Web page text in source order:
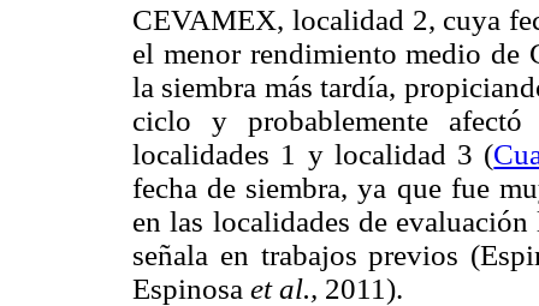
CEVAMEX, localidad 2, cuya
el menor rendimiento medio de
la siembra más tardía,
ciclo y probablemente
localidades 1 y localidad 3 (
fecha de siembra, ya que fue
en las localidades de
señala en trabajos previos
Espinosa et al., 2011).